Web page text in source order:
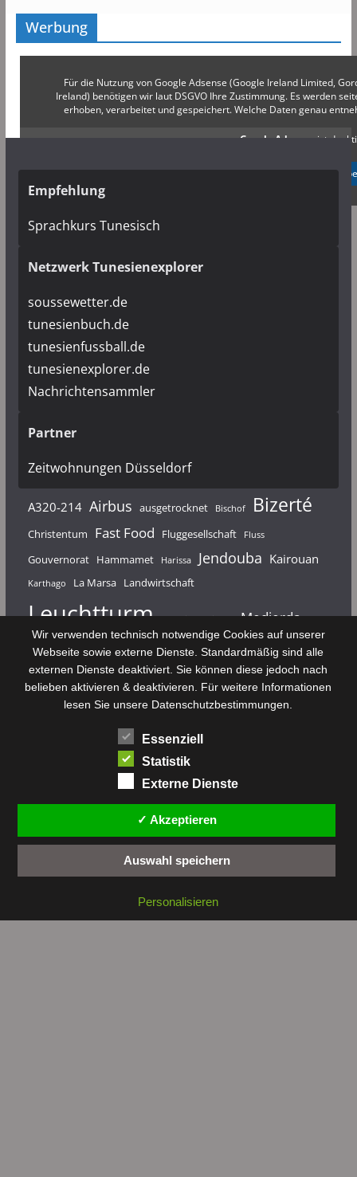
Werbung
Für die Nutzung von Google Adsense (Google Ireland Limited,
Ireland) benötigen wir laut DSGVO Ihre Zustimmung. Es werden
erhoben, verarbeitet und gespeichert. Welche Daten genau
Google Adsense ist
✓ Erlauben
Empfehlung
Sprachkurs Tunesisch
Netzwerk Tunesienexplorer
soussewetter.de
tunesienbuch.de
tunesienfussball.de
tunesienexplorer.de
Nachrichtensammler
Partner
Zeitwohnungen Düsseldorf
A320-214 Airbus ausgetrocknet Bischof Bizerté
Christentum Fast Food Fluggesellschaft Fluss
Gouvernorat Hammamet Harissa Jendouba Kairouan
Karthago La Marsa Landwirtschaft
Leuchtturm Mahdia Majerda Medjerda
Monastir Médenine Nabeul Nouvelair Punier
Rundfunk Römer Salzsee Sebkha
Sfax Sidi Bou Said Souk El Arba Sousse
Stadt Tabarka Telekommunikation
Zaghouan
Wir verwenden technisch notwendige Cookies auf unserer
Webseite sowie externe Dienste. Standardmäßig sind alle
externen Dienste deaktiviert. Sie können diese jedoch nach
belieben aktivieren & deaktivieren. Für weitere Informationen
lesen Sie unsere Datenschutzbestimmungen.
Essenziell
Statistik
Externe Dienste
✓ Akzeptieren
Auswahl speichern
Personalisieren